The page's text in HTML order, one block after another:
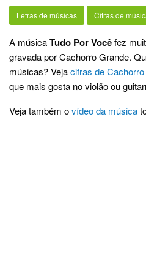
Letras de músicas Cifras de
A músicaTudo Por Vocêfez
gravada por Cachorro Grande.
músicas? Vejacifras de
que mais gosta no violão ou
Veja também ovídeo da música